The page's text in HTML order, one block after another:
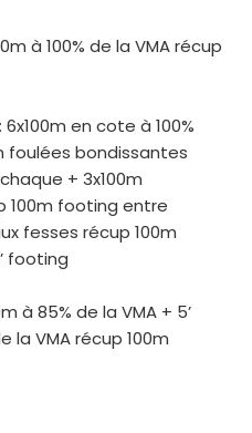
à 100% de la VMA récup
6x100m en cote à 100%
foulées bondissantes
+ 3x100m
100m footing entre
fesses récup 100m
footing
à 85% de la VMA + 5’
la VMA récup 100m